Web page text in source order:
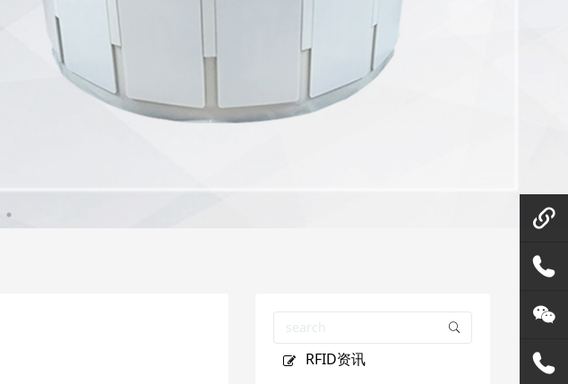
RFID资讯
微信在
线咨询
158144
80455
灵天公